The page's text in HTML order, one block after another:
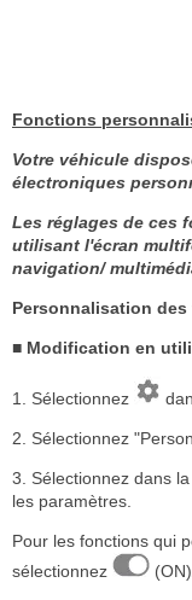
Fonctions
Votre véhicule
électroniques
Les réglages de ces
utilisant l'écran
navigation/
Personnalisation
■ Modification en
1. Sélectionnez
2. Sélectionnez
3. Sélectionnez dans
les paramètres.
Pour les fonctions qui
sélectionnez